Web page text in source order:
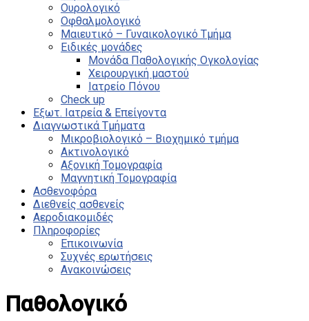
Ουρολογικό
Οφθαλμολογικό
Μαιευτικό – Γυναικολογικό Τμήμα
Ειδικές μονάδες
Μονάδα Παθολογικής Ογκολογίας
Χειρουργική μαστού
Ιατρείο Πόνου
Check up
Εξωτ. Ιατρεία & Επείγοντα
Διαγνωστικά Τμήματα
Μικροβιολογικό – Βιοχημικό τμήμα
Ακτινολογικό
Αξονική Τομογραφία
Μαγνητική Τομογραφία
Ασθενοφόρα
Διεθνείς ασθενείς
Αεροδιακομιδές
Πληροφορίες
Επικοινωνία
Συχνές ερωτήσεις
Ανακοινώσεις
Παθολογικό